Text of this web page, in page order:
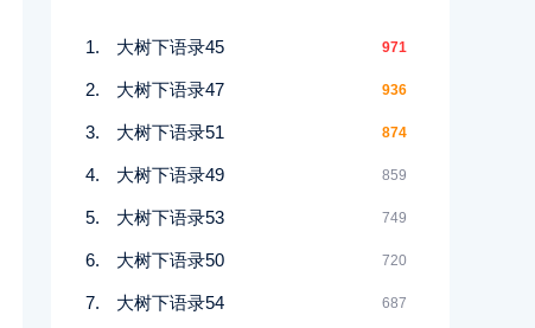
大树下语录45 971
大树下语录47 936
大树下语录51 874
大树下语录49 859
大树下语录53 749
大树下语录50 720
大树下语录54 687